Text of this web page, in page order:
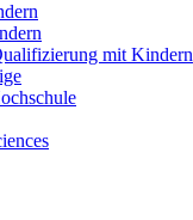
mit Kindern